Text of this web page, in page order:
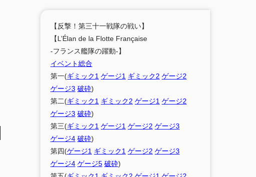
【反撃！第三十一戦隊の戦い】
【L’Élan de la Flotte Française
-フランス艦隊の躍動-】
イベント総合
第一(ギミック1 ゲージ1 ギミック2 ゲージ2
ゲージ3 破砕)
第二(ギミック1 ギミック2 ゲージ1 ゲージ2
ゲージ3 破砕)
第三(ギミック1 ゲージ1 ゲージ2 ゲージ3
ゲージ4 破砕)
第四(ゲージ1 ギミック1 ゲージ2 ゲージ3
ゲージ4 ゲージ5 破砕)